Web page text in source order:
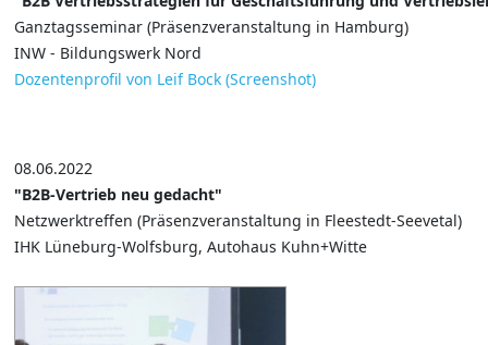
Ganztagsseminar (Präsenzveranstaltung in Hamburg)
INW - Bildungswerk Nord
Dozentenprofil von Leif Bock (Screenshot)
08.06.2022
"B2B-Vertrieb neu gedacht"
Netzwerktreffen (Präsenzveranstaltung in Fleestedt-Seevetal)
IHK Lüneburg-Wolfsburg, Autohaus Kuhn+Witte